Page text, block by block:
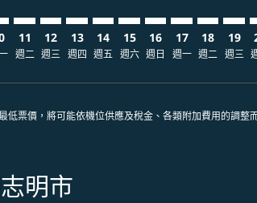
11
週二
12
週三
13
週四
14
週五
15
週六
16
週日
17
週一
18
週二
19
週三
票價，將可能依機位供應及稅金、各類附加費用的調整
明市